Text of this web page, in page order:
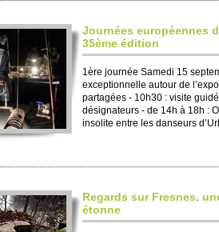
Journées européennes
35ème édition
1ère journée Samedi 15
exceptionnelle autour de
partagées - 10h30 : visite
désignateurs - de 14h à 18h :
insolite entre les danseurs
Regards sur Fresnes,
étonne